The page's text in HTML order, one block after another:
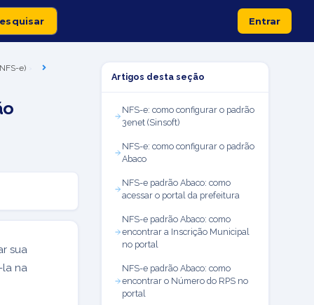
Entrar
e)
sua
la na
Artigos desta seção
NFS-e: como configurar o padrão
3enet (Sinsoft)
NFS-e: como configurar o padrão
Abaco
NFS-e padrão Abaco: como
acessar o portal da prefeitura
NFS-e padrão Abaco: como
encontrar a Inscrição Municipal
no portal
NFS-e padrão Abaco: como
encontrar o Número do RPS no
portal